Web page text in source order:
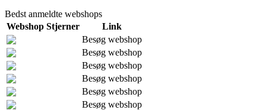
Bedst anmeldte webshops
Webshop Stjerner
Link
Besøg webshop
Besøg webshop
Besøg webshop
Besøg webshop
Besøg webshop
Besøg webshop